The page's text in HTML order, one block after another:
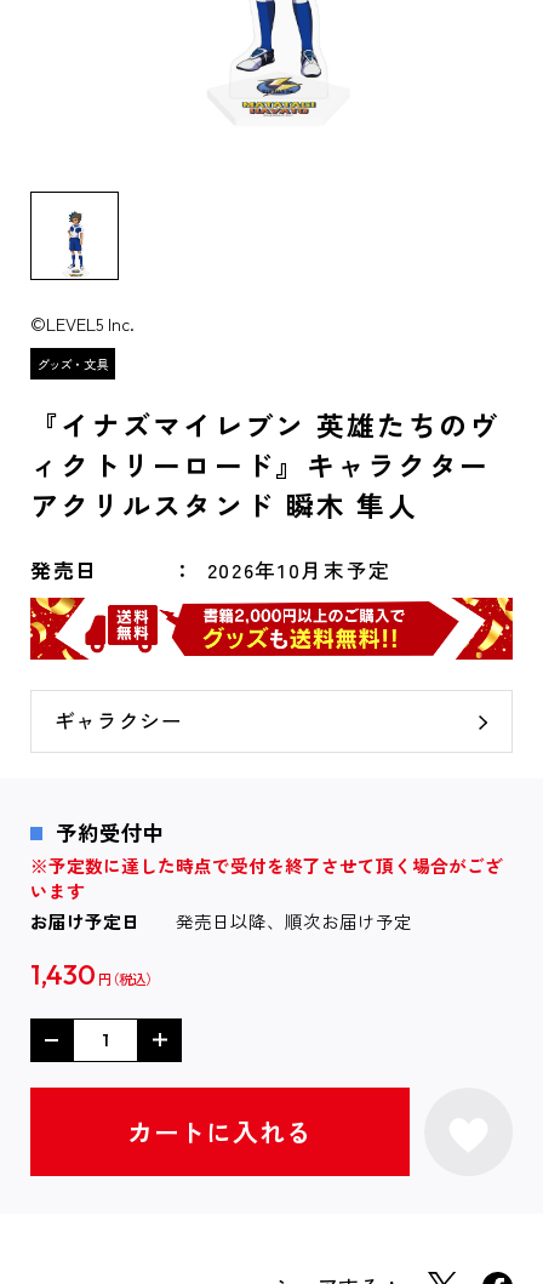
©LEVEL5 Inc.
『イナズマイレブン 英雄たちのヴ
ィクトリーロード』キャラクター
アクリルスタンド 瞬木 隼人
発売日 2026年10月末予定
ギャラクシー
予約受付中
※予定数に達した時点で受付を終了させて頂く場合がござ
います
お届け予定日
発売日以降、順次お届け予定
1,430 円